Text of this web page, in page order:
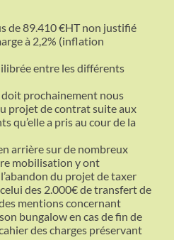
de 89.410 €HT non justifié
à 2,2% (inflation
entre les différents
prochainement nous
projet de contrat suite aux
qu’elle a pris au cour de la
arrière sur de nombreux
mobilisation y ont
du projet de taxer
des 2.000€ de transfert de
mentions concernant
bungalow en cas de fin de
des charges préservant